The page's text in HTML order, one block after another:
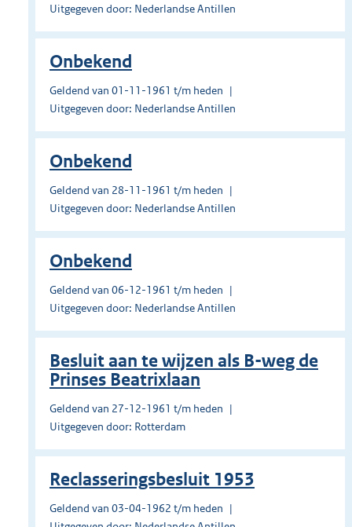
Uitgegeven door: Nederlandse Antillen
Onbekend
Geldend van 01-11-1961 t/m heden
Uitgegeven door: Nederlandse Antillen
Onbekend
Geldend van 28-11-1961 t/m heden
Uitgegeven door: Nederlandse Antillen
Onbekend
Geldend van 06-12-1961 t/m heden
Uitgegeven door: Nederlandse Antillen
Besluit aan te wijzen als B-weg de
Prinses Beatrixlaan
Geldend van 27-12-1961 t/m heden
Uitgegeven door: Rotterdam
Reclasseringsbesluit 1953
Geldend van 03-04-1962 t/m heden